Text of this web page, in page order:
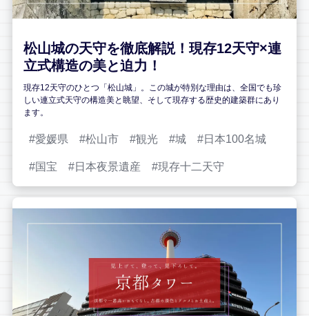
松山城の天守を徹底解説！現存12天守×連
立式構造の美と迫力！
現存12天守のひとつ「松山城」。この城が特別な理由は、全国でも珍
しい連立式天守の構造美と眺望、そして現存する歴史的建築群にあり
ます。
愛媛県 松山市 観光 城 日本100名城
国宝 日本夜景遺産 現存十二天守